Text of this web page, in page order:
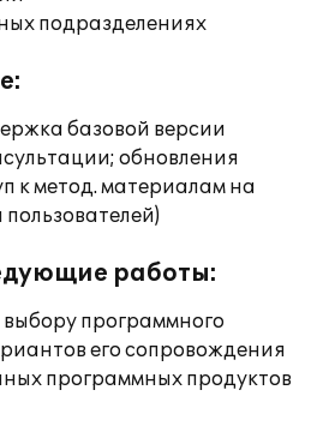
подразделениях
базовой версии
обновления
к метод. материалам на
работы:
программного
его сопровождения
программных продуктов